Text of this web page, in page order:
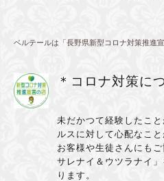
ベルテールは「長野県新型コロナ対策推進宣
＊コロナ対策に
未だかつて経験したこ
ルスに対して心配なこ
お客様や生徒さんにも
サレナイ＆ウツラナイ
ります。